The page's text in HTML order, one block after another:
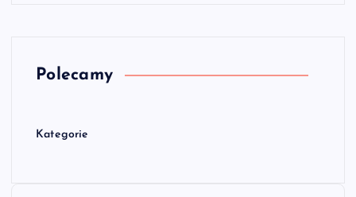
Polecamy
Kategorie